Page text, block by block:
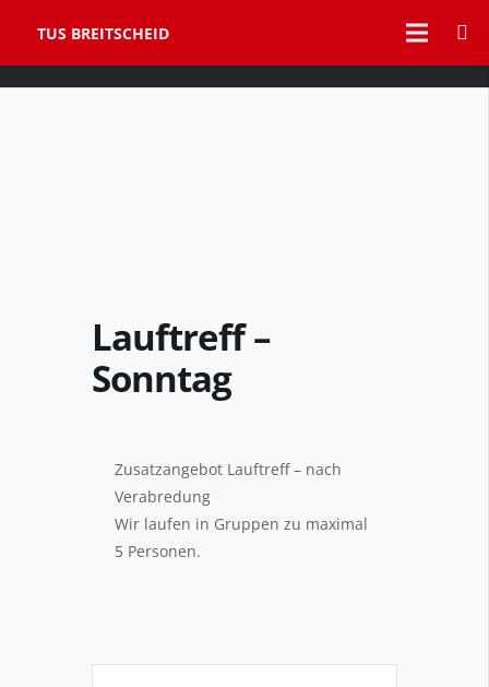
TUS BREITSCHEID
Lauftreff –
Sonntag
Zusatzangebot Lauftreff – nach
Verabredung
Wir laufen in Gruppen zu maximal
5 Personen.